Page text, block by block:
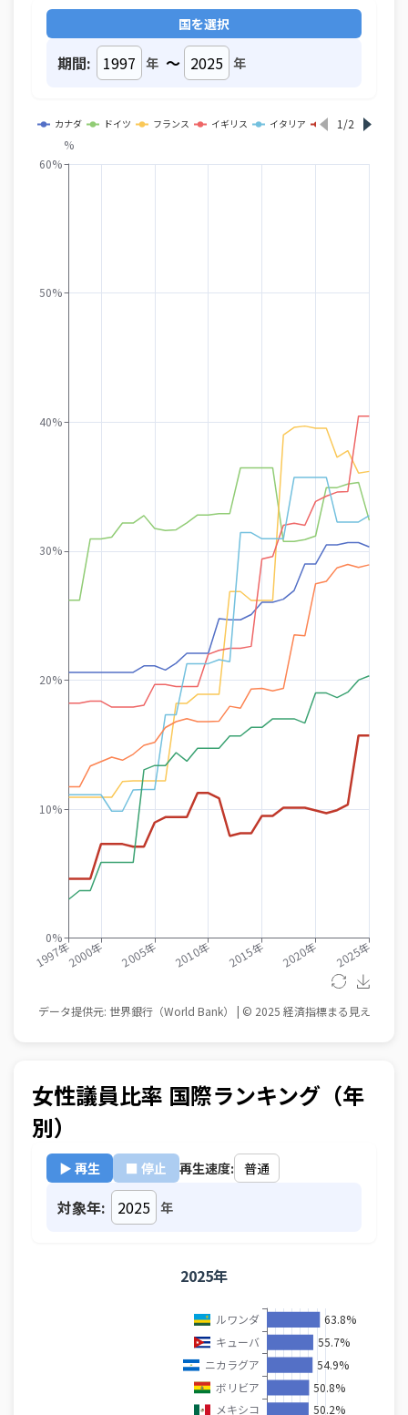
国を選択
期間: 年 ～ 年
女性議員比率 国際ランキング（年
別）
▶ 再生 ■ 停止 再生速度:
対象年: 年